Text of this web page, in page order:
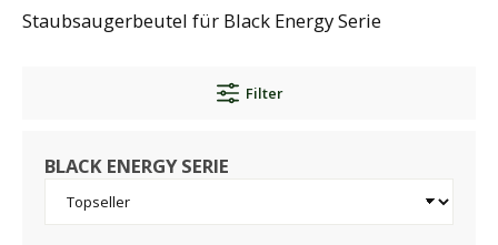
Staubsaugerbeutel für Black Energy Serie
Filter
BLACK ENERGY SERIE